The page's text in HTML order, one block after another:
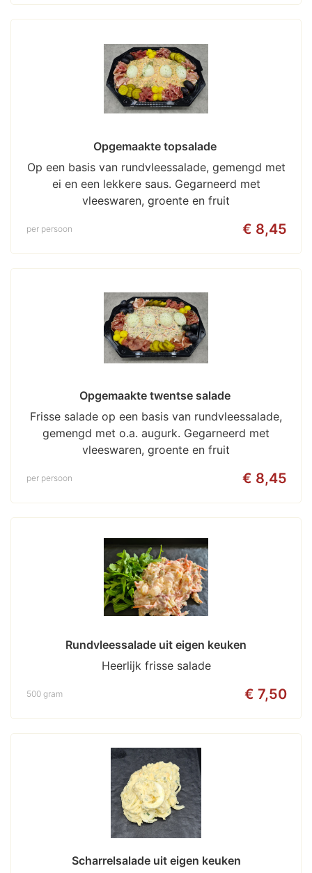
Opgemaakte topsalade
Op een basis van rundvleessalade, gemengd met
ei en een lekkere saus. Gegarneerd met
vleeswaren, groente en fruit
€ 8,45
per persoon
Opgemaakte twentse salade
Frisse salade op een basis van rundvleessalade,
gemengd met o.a. augurk. Gegarneerd met
vleeswaren, groente en fruit
€ 8,45
per persoon
Rundvleessalade uit eigen keuken
Heerlijk frisse salade
€ 7,50
500 gram
Scharrelsalade uit eigen keuken